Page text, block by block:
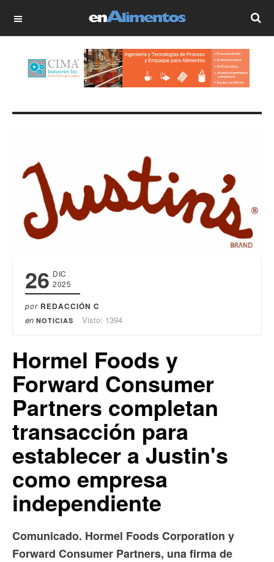
OFF CANVAS
26 DIC
2025
por REDACCIÓN C
en NOTICIAS Visto: 1394
Hormel Foods y
Forward Consumer
Partners completan
transacción para
establecer a Justin's
como empresa
independiente
Comunicado. Hormel Foods Corporation y
Forward Consumer Partners, una firma de